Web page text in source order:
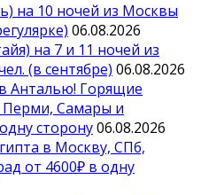
на 10 ночей из Москвы
06.08.2026
на 7 и 11 ночей из
(в сентябре) 06.08.2026
Анталью! Горящие
Перми, Самары и
сторону06.08.2026
в Москву, СПб,
от 4600₽ в одну